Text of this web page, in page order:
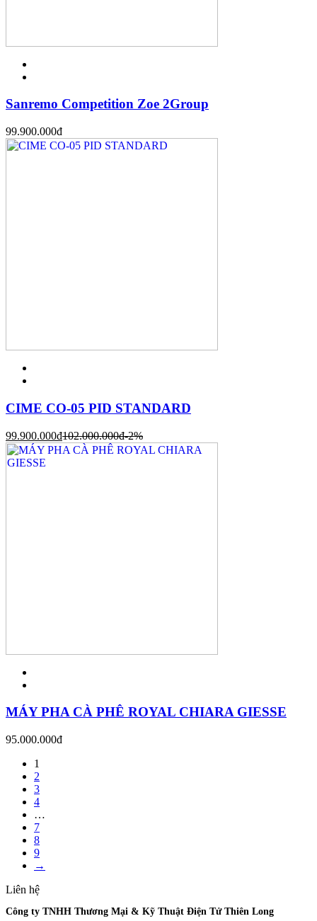
Sanremo Competition Zoe 2Group
99.900.000đ
CIME CO-05 PID STANDARD
99.900.000đ102.000.000đ-2%
MÁY PHA CÀ PHÊ ROYAL CHIARA GIESSE
95.000.000đ
1
2
3
4
…
7
8
9
→
Liên hệ
Công ty TNHH Thương Mại & Kỹ Thuật Điện Tử Thiên Long